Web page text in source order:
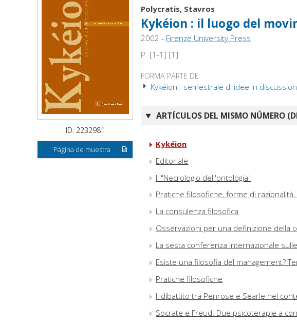
ID: 2232981
Página de muestra
Polycratis, Stavros
Kykéion : il luogo del
2002 - Firenze University Press
P. [1-1] [1]
FORMA PARTE DE
Kykéion : semestrale di idee in
ARTÍCULOS DEL MISMO NÚMERO
Kykéion
Editoriale
Il "Necrologio dell'ontologia"
Pratiche filosofiche, forme di
La consulenza filosofica
Osservazioni per una definizione della
La sesta conferenza internazionale
Esiste una filosofia del management?
Pratiche filosofiche
Il dibattito tra Penrose e Searle nel
Socrate e Freud. Due psicoterapie a